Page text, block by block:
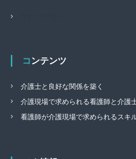
コンテンツ
介護士と良好な関係を築く
介護現場で求められる看護師と介護
看護師が介護現場で求められるスキ